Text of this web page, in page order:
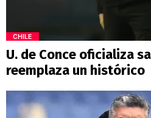
CHILE
U. de Conce oficializa
reemplaza un histórico